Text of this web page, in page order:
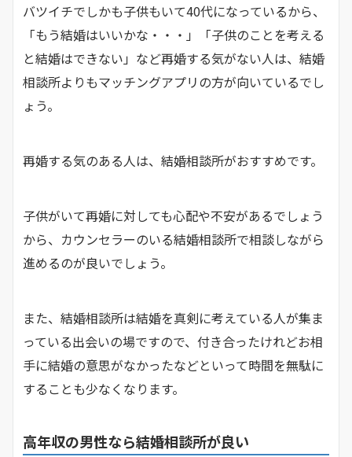
バツイチでしかも子供もいて40代になっているから、
「もう結婚はいいかな・・・」「子供のことを考える
と結婚はできない」など再婚する気がない人は、結婚
相談所よりもマッチングアプリの方が向いているでし
ょう。
再婚する気のある人は、結婚相談所がおすすめです。
子供がいて再婚に対しても心配や不安があるでしょう
から、カウンセラーのいる結婚相談所で相談しながら
進めるのが良いでしょう。
また、結婚相談所は結婚を真剣に考えている人が集ま
っている出会いの場ですので、付き合ったけれどお相
手に結婚の意思がなかったなどといって時間を無駄に
することも少なくなります。
高年収の男性なら結婚相談所が良い